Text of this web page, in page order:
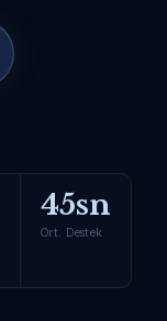
45sn
Ort. Destek